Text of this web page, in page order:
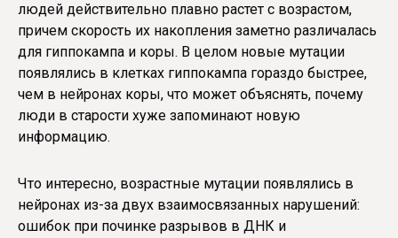
людей действительно плавно растет с возрастом,
причем скорость их накопления заметно различалась
для гиппокампа и коры. В целом новые мутации
появлялись в клетках гиппокампа гораздо быстрее,
чем в нейронах коры, что может объяснять, почему
люди в старости хуже запоминают новую
информацию.
Что интересно, возрастные мутации появлялись в
нейронах из-за двух взаимосвязанных нарушений:
ошибок при починке разрывов в ДНК и